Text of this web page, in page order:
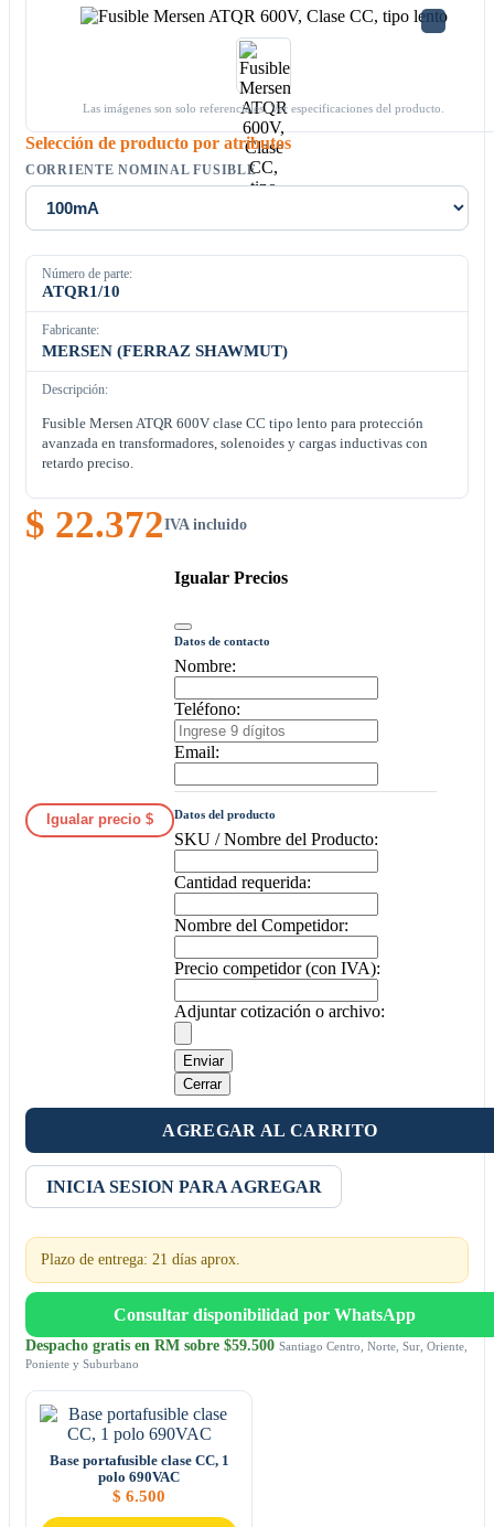
Las imágenes son solo referenciales. Ver especificaciones del producto.
Selección de producto por atributos
CORRIENTE NOMINAL FUSIBLE
Número de parte:
ATQR1/10
Fabricante:
MERSEN (FERRAZ SHAWMUT)
Descripción:
Fusible Mersen ATQR 600V clase CC tipo lento para protección
avanzada en transformadores, solenoides y cargas inductivas con
retardo preciso.
$ 22.372IVA incluido
Igualar precio $
Igualar Precios
Datos de contacto
Nombre:
Teléfono:
Email:
Datos del producto
SKU / Nombre del Producto:
Cantidad requerida:
Nombre del Competidor:
Precio competidor (con IVA):
Adjuntar cotización o archivo:
Enviar
Cerrar
AGREGAR AL CARRITO
INICIA SESION PARA AGREGAR
Plazo de entrega: 21 días aprox.
Consultar disponibilidad por WhatsApp
Despacho gratis en RM sobre $59.500 Santiago Centro, Norte, Sur, Oriente,
Poniente y Suburbano
Base portafusible clase CC, 1
polo 690VAC
$ 6.500